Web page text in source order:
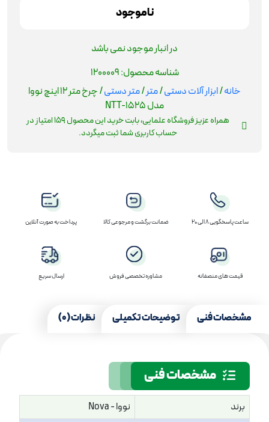
ناموجود
در انبار موجود نمی باشد
شناسه محصول:1200009
خانه/ابزار آلات دستی/متر/متر دستی
/ چرخ متر 12 اینچ نووا
مدل NTT-1525
همراه عزیز فروشگاه علمایی، بابت خرید این محصول159امتیاز در
حساب کاربری شما ثبت میگردد.
ساعت پاسخگویی 8 الی 20 ضمانت برگشت و مرجوعی کالا پرداخت به صورت آنلاین
قیمت های منصفانه مشاوره تخصصی فروش ارسال سریع
مشخصات فنی توضیحات تکمیلی نظرات (0)
مشخصات فنی
برند
نووا - Nova